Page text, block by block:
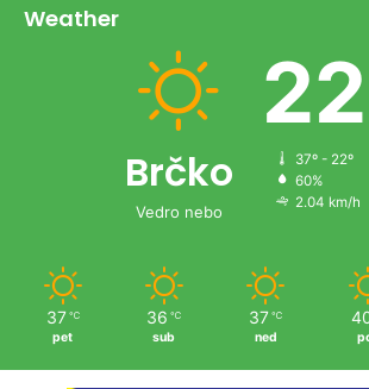
Weather
Brčko
Vedro nebo
22
37º - 22º
60%
2.04 km/h
37 ℃
pet
36 ℃
sub
37 ℃
ned